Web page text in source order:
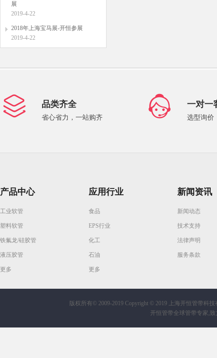
展
2019-4-22
2018年上海宝马展-开恒参展
2019-4-22
品类齐全
省心省力，一站购齐
一对一
选型询价
产品中心
工业软管
塑料软管
铁氟龙/硅胶管
液压胶管
更多
应用行业
食品
EPS行业
化工
石油
更多
新闻资讯
新闻动态
技术支持
法律声明
服务条款
版权所有© 2009-2019 Copyright © 2019 上海开恒管带科技
开恒管带全球管带专家,